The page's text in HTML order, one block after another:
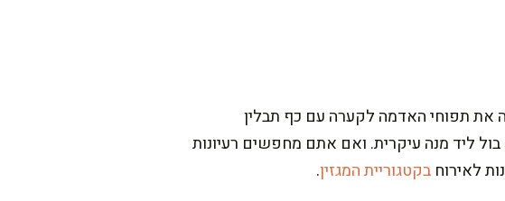
את תפוחי האדמה לקערה עם כף תבלין
ליד מנה עיקרית. ואם אתם מחפשים רעיונות
לאירוח בקטגוריית המגזין.